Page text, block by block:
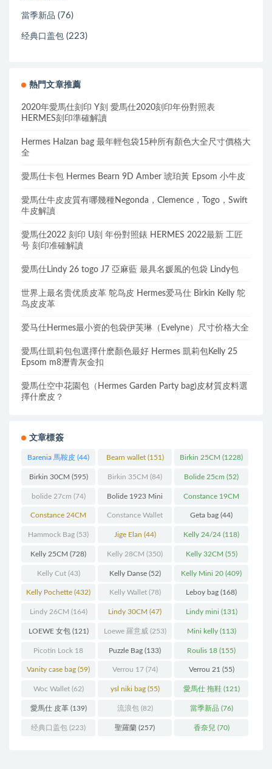
當季新品 (76)
经典口盖包 (223)
熱門文章推薦
2020年愛馬仕刻印 Y刻 愛馬仕2020刻印年份對照表
HERMES刻印準確解讀
Hermes Halzan bag 最年輕包袋15种所有顏色大全尺寸價格大
全
愛馬仕卡包 Hermes Bearn 9D Amber 琥珀黃 Epsom 小牛皮
愛馬仕牛皮皮質有哪幾種Negonda，Clemence，Togo，Swift
牛皮解讀
愛馬仕2022 刻印 U刻 年份對照錶 HERMES 2022最新 工匠
号 刻印准確解讀
愛馬仕Lindy 26 togo J7 亞麻藍 最具名媛風的包袋 Lindy包
世界上最名贵优质皮革 鸵鸟皮 Hermes爱马仕 Birkin Kelly 鸵
鸟皮皮革
爱马仕Hermes最小资的包袋伊芙琳（Evelyne）尺寸价格大全
愛馬仕凱莉包包選擇什麽顏色最好 Hermes 凱莉包Kelly 25
Epsom m8瀝青灰金扣
愛馬仕空中花園包（Hermes Garden Party bag)皮材質皮料選
擇什麽皮？
文章標簽
Barenia 馬鞍皮 (44) Bearn wallet(151) Birkin 25CM (1228)
Birkin 30CM (595) Birkin 35CM (84) Bolide 25cm (52)
bolide 27cm (74) Bolide 1923 Mini
(93)
Constance 19CM
(571)
Constance 24CM
(216)
Constance Wallet
(60)
Geta bag (44)
Hammock Bag (53) Jige Elan (44) Kelly 24/24 (118)
Kelly 25CM (728) Kelly 28CM (350) Kelly 32CM (55)
Kelly Cut(43) Kelly Danse(52) Kelly Mini 20 (409)
Kelly Pochette (432) Kelly Wallet(78) Leboy bag (168)
Lindy 26CM (164) Lindy 30CM (47) Lindy mini (131)
LOEWE 女包(121) Loewe 羅意威(253) Mini kelly(113)
Picotin Lock 18
(202)
Puzzle Bag (133) Roulis 18 (155)
Vanity case bag (59) Verrou 17(74) Verrou 21 (55)
Woc Wallet(62) ysl niki bag(55) 愛馬仕 拖鞋(121)
愛馬仕 皮革(139) 流浪包(82) 當季新品 (76)
经典口盖包 (223) 聖羅蘭 (257) 香奈兒 (70)